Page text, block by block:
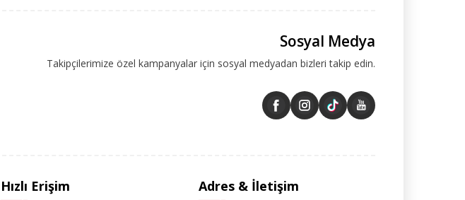
Sosyal Medya
Takipçilerimize özel kampanyalar için sosyal medyadan bizleri takip edin.
Hızlı Erişim Adres & İletişim